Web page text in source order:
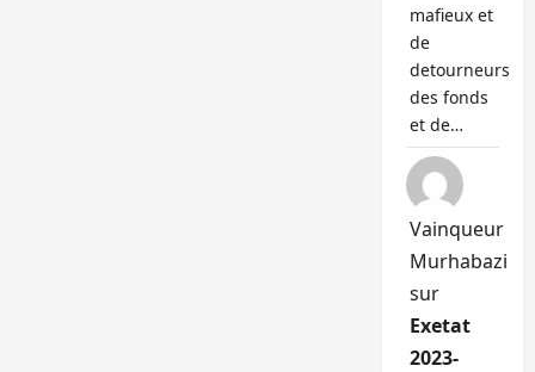
mafieux et
de
detourneurs
des fonds
et de…
Vainqueur
Murhabazi
sur
Exetat
2023-